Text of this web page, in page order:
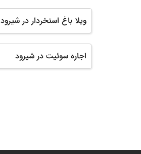
ویلا باغ استخردار در شیرود
اجاره سوئیت در شیرود